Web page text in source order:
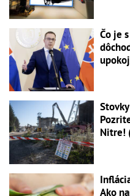
Čo je
Nitre!
Ako